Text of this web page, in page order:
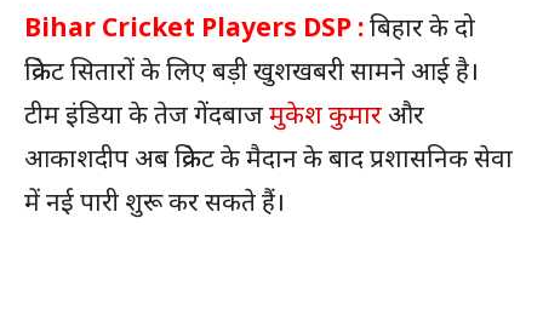
Bihar Cricket Players DSP :बिहार के दो
क्रिकेट सितारों के लिए बड़ी खुशखबरी सामने आई है।
टीम इंडिया के तेज गेंदबाजमुकेश कुमारऔर
आकाशदीप अब क्रिकेट के मैदान के बाद प्रशासनिक सेवा
में नई पारी शुरू कर सकते हैं।